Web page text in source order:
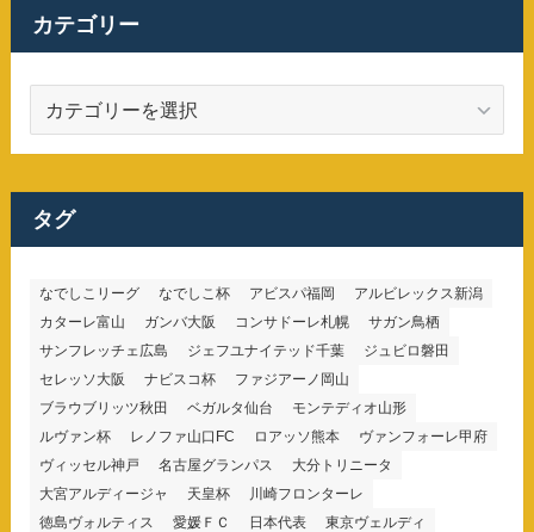
カテゴリー
ゴ
リ
ー
タグ
なでしこリーグ なでしこ杯 アビスパ福岡
アルビレックス新潟
カターレ富山
ガンバ大阪 コンサドーレ札幌
サガン鳥栖
サンフレッチェ広島
ジェフユナイテッド千葉
ジュビロ磐田
セレッソ大阪
ナビスコ杯
ファジアーノ岡山
ブラウブリッツ秋田
ベガルタ仙台
モンテディオ山形
ルヴァン杯
レノファ山口FC ロアッソ熊本
ヴァンフォーレ甲府
ヴィッセル神戸
名古屋グランパス
大分トリニータ
大宮アルディージャ
天皇杯
川崎フロンターレ
徳島ヴォルティス
愛媛ＦＣ 日本代表
東京ヴェルディ